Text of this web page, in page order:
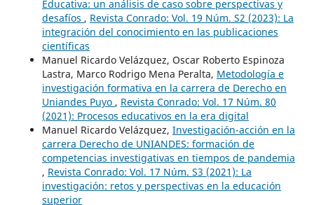
Educativa: un análisis de caso sobre perspectivas y
desafíos , Revista Conrado: Vol. 19 Núm. S2 (2023): La
integración del conocimiento en las publicaciones
científicas
Manuel Ricardo Velázquez, Oscar Roberto Espinoza
Lastra, Marco Rodrigo Mena Peralta, Metodología e
investigación formativa en la carrera de Derecho en
Uniandes Puyo , Revista Conrado: Vol. 17 Núm. 80
(2021): Procesos educativos en la era digital
Manuel Ricardo Velázquez, Investigación-acción en la
carrera Derecho de UNIANDES: formación de
competencias investigativas en tiempos de pandemia
, Revista Conrado: Vol. 17 Núm. S3 (2021): La
investigación: retos y perspectivas en la educación
superior